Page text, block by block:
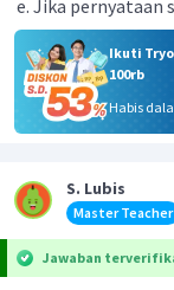
Jika pernyataan
Ikuti
100rb
Habis
S. Lubis
Master Teacher
Jawaban